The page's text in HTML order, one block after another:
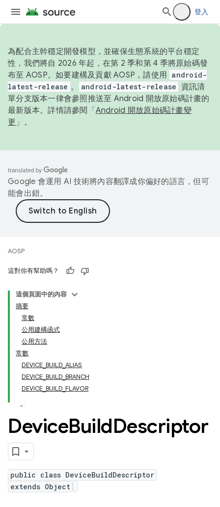
登入
為配合主幹穩定開發模型，並確保生態系統的平台穩定
性，我們將自 2026 年起，在第 2 季和第 4 季將原始碼發
布至 AOSP。如要建構及貢獻 AOSP，請使用 android-
latest-release 。 android-latest-release
資訊清
單分支版本一律會參照推送至 Android 開放原始碼計畫的
最新版本。詳情請參閱「 Android 開放原始碼計畫變
更 」。
Google 會運用 AI 技術將內容翻譯成你偏好的語言，但可
能會出錯。
AOSP
這對你有幫助嗎？
這個頁面中的內容
摘要
常數
公用建構函式
公用方法
常數
DEVICE_BUILD_ALIAS
DEVICE_BUILD_BRANCH
DEVICE_BUILD_FLAVOR
DeviceBuildDescriptor
public class DeviceBuildDescriptor
extends Object